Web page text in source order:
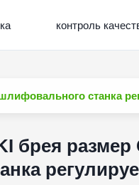
контроль
станка
брея